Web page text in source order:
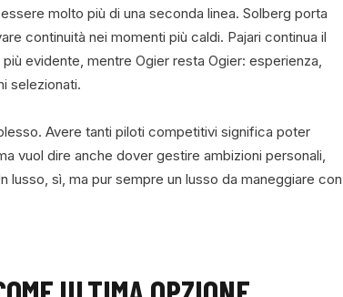
molto più di una seconda linea. Solberg porta
continuità nei momenti più caldi. Pajari continua il
evidente, mentre Ogier resta Ogier: esperienza,
selezionati.
Avere tanti piloti competitivi significa poter
vuol dire anche dover gestire ambizioni personali,
lusso, sì, ma pur sempre un lusso da maneggiare con